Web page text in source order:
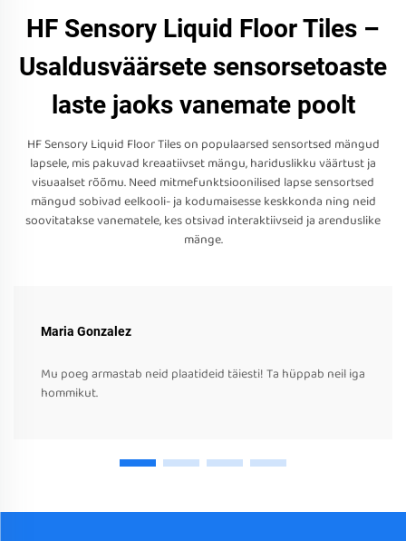
HF Sensory Liquid Floor Tiles –
Usaldusväärsete sensorsetoaste
laste jaoks vanemate poolt
HF Sensory Liquid Floor Tiles on populaarsed sensortsed mängud
lapsele, mis pakuvad kreaatiivset mängu, hariduslikku väärtust ja
visuaalset rõõmu. Need mitmefunktsioonilised lapse sensortsed
mängud sobivad eelkooli- ja kodumaisesse keskkonda ning neid
soovitatakse vanematele, kes otsivad interaktiivseid ja arenduslike
mänge.
Maria Gonzalez
Mu poeg armastab neid plaatideid täiesti! Ta hüppab neil iga
hommikut.